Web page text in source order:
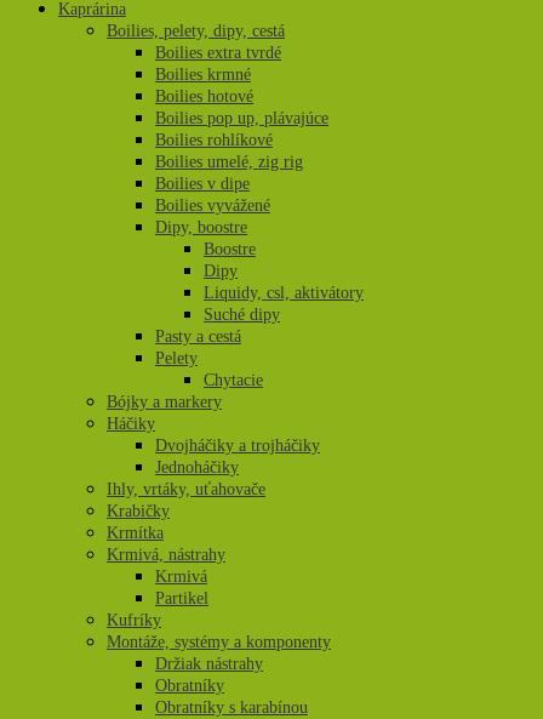
Kaprárina
Boilies, pelety, dipy, cestá
Boilies extra tvrdé
Boilies krmné
Boilies hotové
Boilies pop up, plávajúce
Boilies rohlíkové
Boilies umelé, zig rig
Boilies v dipe
Boilies vyvážené
Dipy, boostre
Boostre
Dipy
Liquidy, csl, aktivátory
Suché dipy
Pasty a cestá
Pelety
Chytacie
Bójky a markery
Háčiky
Dvojháčiky a trojháčiky
Jednoháčiky
Ihly, vrtáky, uťahovače
Krabičky
Krmítka
Krmivá, nástrahy
Krmivá
Partikel
Kufríky
Montáže, systémy a komponenty
Držiak nástrahy
Obratníky
Obratníky s karabínou